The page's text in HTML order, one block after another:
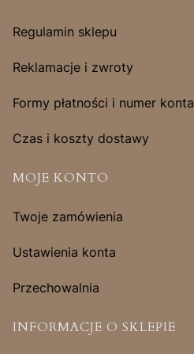
Regulamin sklepu
Reklamacje i zwroty
Formy płatności i numer konta
Czas i koszty dostawy
MOJE KONTO
Twoje zamówienia
Ustawienia konta
Przechowalnia
INFORMACJE O SKLEPIE